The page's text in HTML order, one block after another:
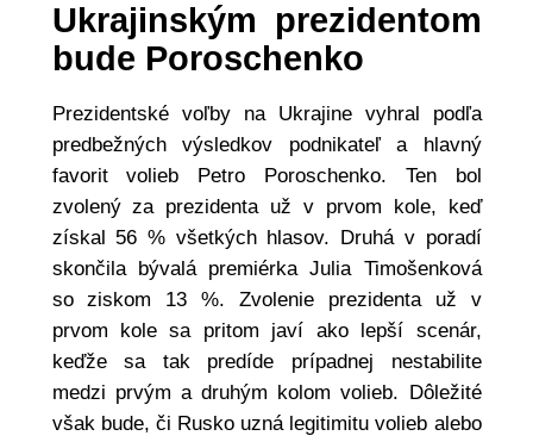
Ukrajinským prezidentom
bude Poroschenko
Prezidentské voľby na Ukrajine vyhral podľa
predbežných výsledkov podnikateľ a hlavný
favorit volieb Petro Poroschenko. Ten bol
zvolený za prezidenta už v prvom kole, keď
získal 56 % všetkých hlasov. Druhá v poradí
skončila bývalá premiérka Julia Timošenková
so ziskom 13 %. Zvolenie prezidenta už v
prvom kole sa pritom javí ako lepší scenár,
keďže sa tak predíde prípadnej nestabilite
medzi prvým a druhým kolom volieb. Dôležité
však bude, či Rusko uzná legitimitu volieb alebo